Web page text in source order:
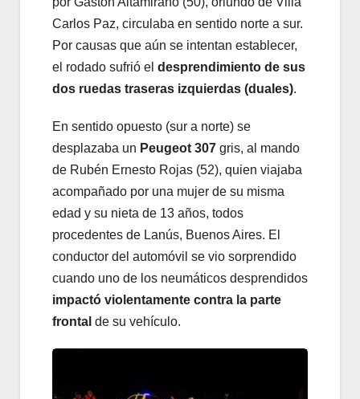
Carlos Paz, circulaba en sentido norte a sur.
Por causas que aún se intentan establecer,
el rodado sufrió el desprendimiento de sus
dos ruedas traseras izquierdas (duales).
En sentido opuesto (sur a norte) se
desplazaba un Peugeot 307 gris, al mando
de Rubén Ernesto Rojas (52), quien viajaba
acompañado por una mujer de su misma
edad y su nieta de 13 años, todos
procedentes de Lanús, Buenos Aires. El
conductor del automóvil se vio sorprendido
cuando uno de los neumáticos desprendidos
impactó violentamente contra la parte
frontal de su vehículo.